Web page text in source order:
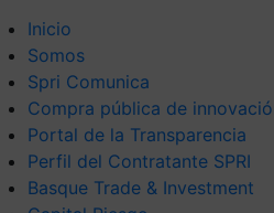
Inicio
Somos
Spri Comunica
Compra pública de
Portal de la Transparencia
Perfil del Contratante SPRI
Basque Trade & Investment